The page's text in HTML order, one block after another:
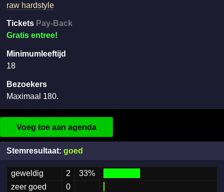
raw hardstyle
Tickets Pay-Back
Gratis entree!
Minimumleeftijd
18
Bezoekers
Maximaal 180.
Voeg toe aan agenda
Stemresultaat: goed
geweldig 2
33%
zeer goed
0